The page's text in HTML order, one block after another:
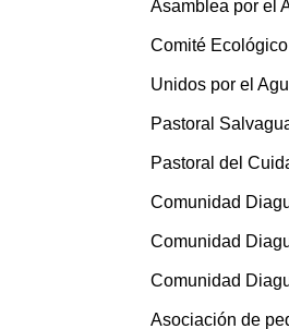
Asamblea por el
Comité
Unidos por el
Pastoral
Pastoral del
Comunidad
Comunidad
Comunidad
Asociación de